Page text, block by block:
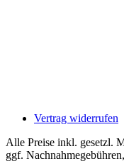
Vertrag widerrufen
Alle Preise inkl. gesetzl.
ggf.